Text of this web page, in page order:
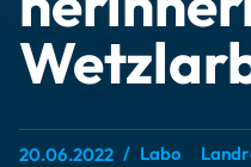
20.06.2022 Labo